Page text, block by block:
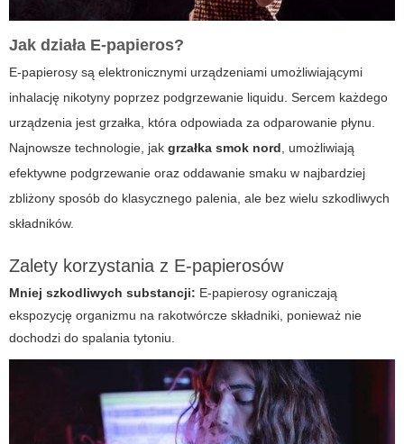
Jak działa E-papieros?
E-papierosy są elektronicznymi urządzeniami umożliwiającymi
inhalację nikotyny poprzez podgrzewanie liquidu. Sercem każdego
urządzenia jest grzałka, która odpowiada za odparowanie płynu.
Najnowsze technologie, jak grzałka smok nord , umożliwiają
efektywne podgrzewanie oraz oddawanie smaku w najbardziej
zbliżony sposób do klasycznego palenia, ale bez wielu szkodliwych
składników.
Zalety korzystania z E-papierosów
Mniej szkodliwych substancji: E-papierosy ograniczają
ekspozycję organizmu na rakotwórcze składniki, ponieważ nie
dochodzi do spalania tytoniu.